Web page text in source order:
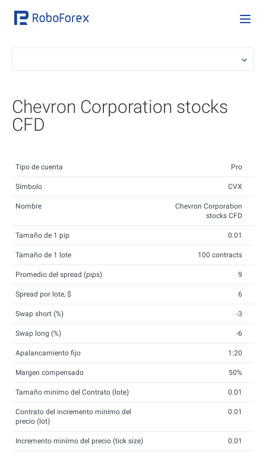
Chevron Corporation stocks
CFD
Tipo de cuenta Pro
Símbolo CVX
Nombre
Chevron Corporation
stocks CFD
Tamaño de 1 pip 0.01
Tamaño de 1 lote 100 contracts
Promedio del spread (pips) 9
Spread por lote, $ 6
Swap short (%) -3
Swap long (%) -6
Apalancamiento fijo 1:20
Margen compensado 50%
Tamaño minímo del Contrato (lote) 0.01
Contrato del incremento minímo del
precio (lot)
0.01
Incremento minímo del precio (tick size) 0.01